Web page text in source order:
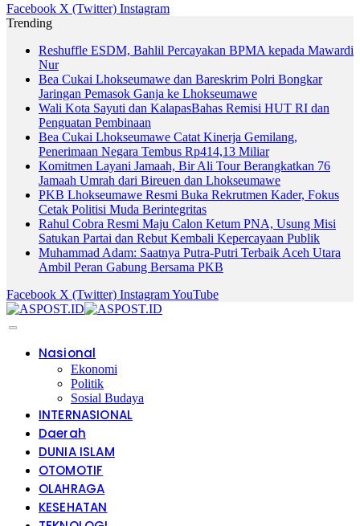
Facebook X (Twitter) Instagram
Trending
Reshuffle ESDM, Bahlil Percayakan BPMA kepada Mawardi
Nur
Bea Cukai Lhokseumawe dan Bareskrim Polri Bongkar
Jaringan Pemasok Ganja ke Lhokseumawe
Wali Kota Sayuti dan KalapasBahas Remisi HUT RI dan
Penguatan Pembinaan
Bea Cukai Lhokseumawe Catat Kinerja Gemilang,
Penerimaan Negara Tembus Rp414,13 Miliar
Komitmen Layani Jamaah, Bir Ali Tour Berangkatkan 76
Jamaah Umrah dari Bireuen dan Lhokseumawe
PKB Lhokseumawe Resmi Buka Rekrutmen Kader, Fokus
Cetak Politisi Muda Berintegritas
Rahul Cobra Resmi Maju Calon Ketum PNA, Usung Misi
Satukan Partai dan Rebut Kembali Kepercayaan Publik
Muhammad Adam: Saatnya Putra-Putri Terbaik Aceh Utara
Ambil Peran Gabung Bersama PKB
Facebook X (Twitter) InstagramYouTube
Nasional
Ekonomi
Politik
Sosial Budaya
INTERNASIONAL
Daerah
DUNIA ISLAM
OTOMOTIF
OLAHRAGA
KESEHATAN